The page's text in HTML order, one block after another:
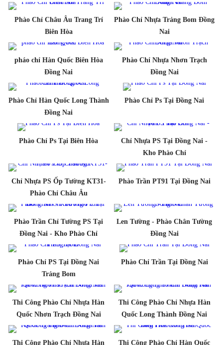
Phào Chỉ Châu Âu Trang Trí
Biên Hòa
Phào Chỉ Nhựa Trảng Bom Đồng
Nai
pháo chỉ Hàn Quốc Biên Hòa
Đồng Nai
Phào Chỉ Nhựa Nhơn Trạch
Đồng Nai
Phào Chỉ Hàn Quốc Long Thành
Đồng Nai
Phào Chỉ Ps Tại Đồng Nai
Phào Chỉ Ps Tại Biên Hòa
Chỉ Nhựa PS Tại Đồng Nai -
Kho Phào Chỉ
Chỉ Nhựa PS Ốp Tường KT31-
Phào Chỉ Châu Âu
Phào Trần PT91 Tại Đồng Nai
Phào Trần Chỉ Tường PS Tại
Đồng Nai - Kho Phào Chỉ
Len Tường - Phào Chân Tường
Đồng Nai
Phào Chỉ PS Tại Đồng Nai
Trảng Bom
Phào Chỉ Trần Tại Đồng Nai
Thi Công Phào Chỉ Nhựa Hàn
Quốc Nhơn Trạch Đồng Nai
Thi Công Phào Chỉ Nhựa Hàn
Quốc Long Thành Đồng Nai
Thi Công Phào Chỉ Nhựa Hàn
Thi Công Phào Chỉ Hàn Quốc